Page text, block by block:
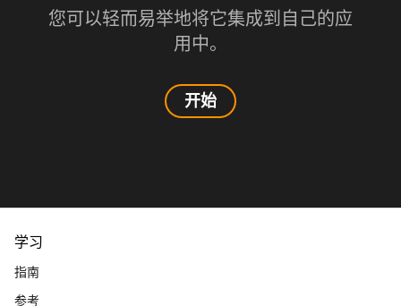
您可以轻而易举地将它集成到自己的应
用中。
开始
学习
指南
参考